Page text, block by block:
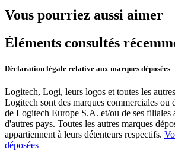
Vous pourriez aussi aimer
Éléments consultés
Déclaration légale relative aux marques déposées
Logitech, Logi, leurs logos et toutes les
Logitech sont des marques commerciales ou
de Logitech Europe S.A. et/ou de ses filiales
d'autres pays. Toutes les autres marques
appartiennent à leurs détenteurs respectifs.
déposées